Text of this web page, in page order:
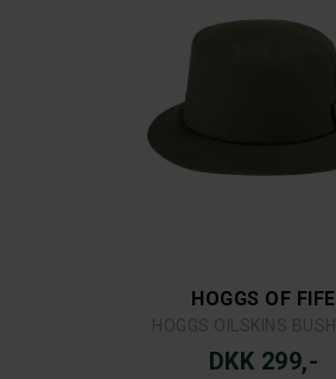
HOGGS OF FIFE
DKK 299,-